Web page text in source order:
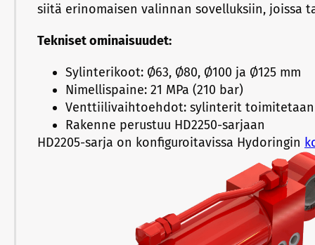
siitä erinomaisen valinnan sovelluksiin,
Tekniset ominaisuudet:
Sylinterikoot: Ø63, Ø80, Ø100 ja Ø125 mm
Nimellispaine: 21 MPa (210 bar)
Venttiilivaihtoehdot: sylinterit
Rakenne perustuu HD2250-sarjaan
HD2205-sarja on konfiguroitavissa Hydoringin